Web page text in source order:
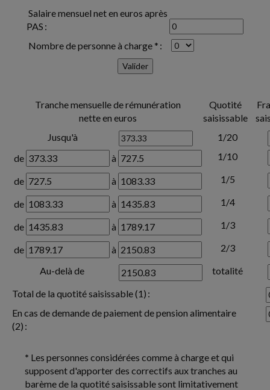
Salaire mensuel net en euros après
PAS :
Nombre de personne à charge * :
Tranche mensuelle de rémunération
nette en euros
Quotité
saisissable
Jusqu'à
1/20
de
à 1/10
de à 1/5
de à 1/4
de à 1/3
de à
2/3
Au-delà de
totalité
Total de la quotité saisissable (1) :
En cas de demande de paiement de pension alimentaire
(2) :
* Les personnes considérées comme à charge et qui
supposent d'apporter des correctifs aux tranches au
barème de la quotité saisissable sont limitativement